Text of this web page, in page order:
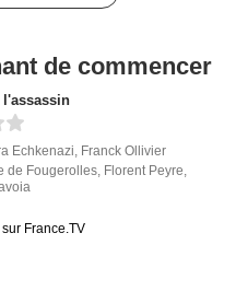
de commencer
l'assassin
Echkenazi Franck Ollivier
de Fougerolles Florent Peyre
France.TV